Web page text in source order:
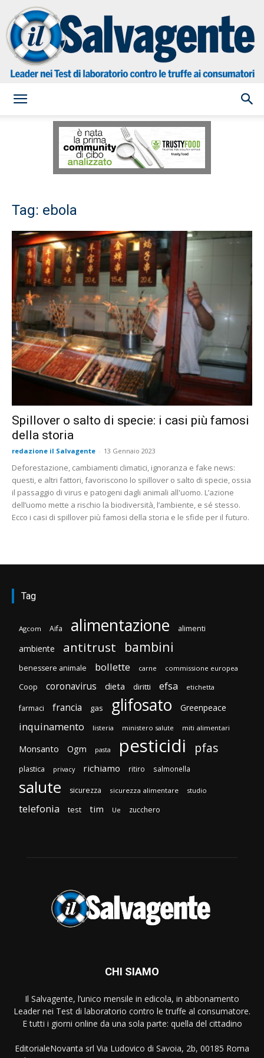
Salvagente
Tag: ebola
Spillover o salto di specie: i casi più famosi
della storia
redazione il Salvagente - 13 Gennaio 2023
Deforestazione, cambiamenti climatici, ignoranza e fake news:
questi, e altri fattori, favoriscono lo spillover o salto di specie, ossia
il passaggio di virus e patogeni dagli animali all'uomo. L’azione
dell’uomo mette a rischio la biodiversità, l’ambiente, e sé stesso.
Ecco i casi di spillover più famosi della storia e le sfide per il futuro.
Tag
Agcom Aifa alimentazione alimenti
ambiente antitrust bambini
benessere animale bollette carne commissione europea
Coop coronavirus dieta diritti efsa etichetta
farmaci francia gas glifosato Greenpeace
inquinamento listeria ministero salute miti alimentari
Monsanto Ogm pasta pesticidi pfas
plastica privacy richiamo ritiro salmonella
salute sicurezza sicurezza alimentare studio
telefonia test tim Ue zucchero
CHI SIAMO
Il Salvagente, l’unico mensile in edicola, in abbonamento
Leader nei Test di laboratorio contro le truffe al consumatore.
E tutti i giorni online da una sola parte: quella del cittadino
EditorialeNovanta srl Via Ludovico di Savoia, 2b, 00185 Roma